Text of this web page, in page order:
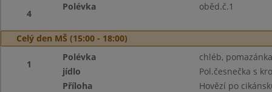
4
Polévka oběd.č.1
Celý den MŠ (15:00 - 18:00)
1
Polévka
chléb,
jídlo
Pol.česnečka s
Příloha
Hovězí po